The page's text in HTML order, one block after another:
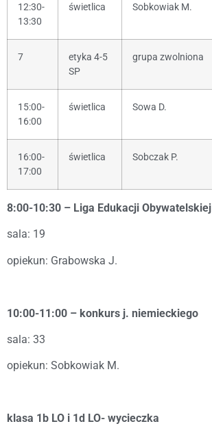
12:30-
13:30
świetlica Sobkowiak M.
7
etyka 4-5
SP
grupa zwolniona
15:00-
16:00
świetlica Sowa D.
16:00-
17:00
świetlica Sobczak P.
8:00-10:30 – Liga Edukacji Obywatelskiej
sala: 19
opiekun: Grabowska J.
10:00-11:00 – konkurs j. niemieckiego
sala: 33
opiekun: Sobkowiak M.
klasa 1b LO i 1d LO- wycieczka